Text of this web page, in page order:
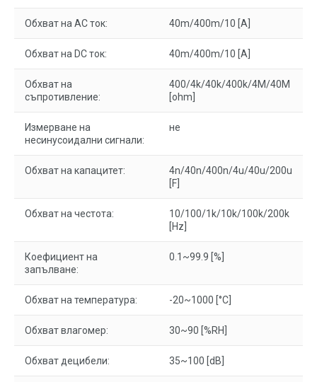
Обхват на AC ток: 40m/400m/10 [A]
Обхват на DC ток: 40m/400m/10 [A]
Обхват на
съпротивление:
400/4k/40k/400k/4M/40M
[ohm]
Измерване на
несинусоидални сигнали:
не
Обхват на капацитет:
4n/40n/400n/4u/40u/200u
[F]
Обхват на честота:
10/100/1k/10k/100k/200k
[Hz]
Коефициент на
запълване:
0.1~99.9 [%]
Обхват на температура: -20~1000 [°C]
Обхват влагомер: 30~90 [%RH]
Обхват децибели: 35~100 [dB]